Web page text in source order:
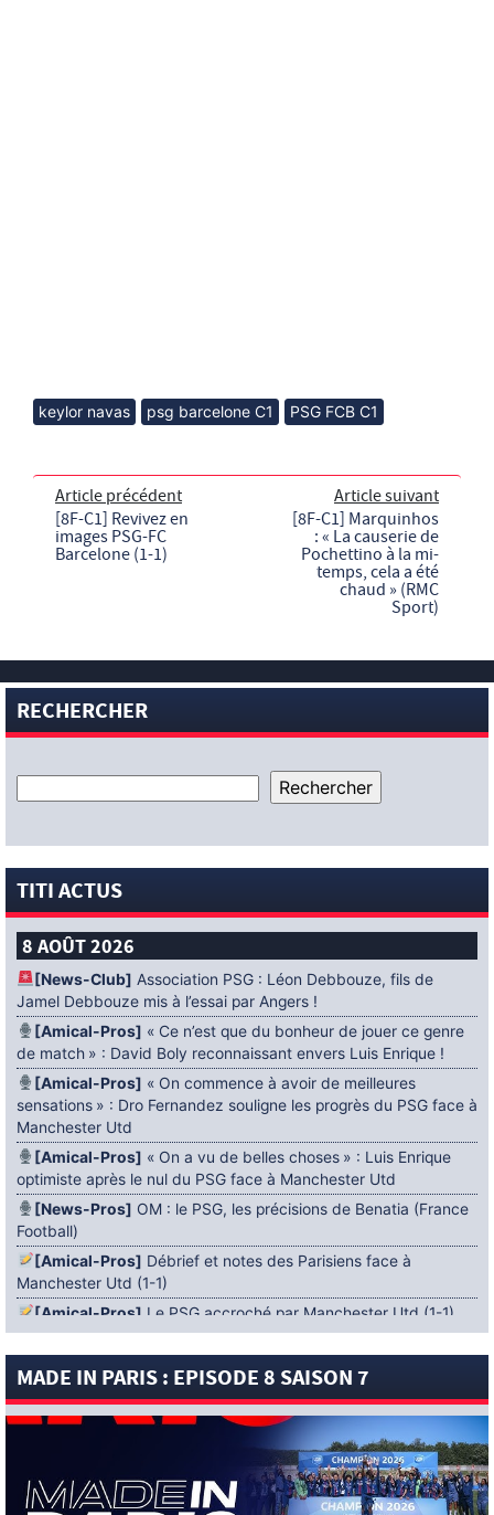
keylor navas psg barcelone C1 PSG FCB C1
Article précédent
[8F-C1] Revivez en
images PSG-FC
Barcelone (1-1)
Article suivant
[8F-C1] Marquinhos
: « La causerie de
Pochettino à la mi-
temps, cela a été
chaud » (RMC
Sport)
RECHERCHER
TITI ACTUS
8 AOÛT 2026
[News-Club] Association PSG : Léon Debbouze, fils de
Jamel Debbouze mis à l’essai par Angers !
[Amical-Pros] « Ce n’est que du bonheur de jouer ce genre
de match » : David Boly reconnaissant envers Luis Enrique !
[Amical-Pros] « On commence à avoir de meilleures
sensations » : Dro Fernandez souligne les progrès du PSG face à
Manchester Utd
[Amical-Pros] « On a vu de belles choses » : Luis Enrique
optimiste après le nul du PSG face à Manchester Utd
[News-Pros] OM : le PSG, les précisions de Benatia (France
Football)
[Amical-Pros] Débrief et notes des Parisiens face à
Manchester Utd (1-1)
[Amical-Pros] Le PSG accroché par Manchester Utd (1-1)
5 AOÛT 2026
[News-Pros]Le Barça aurait fixé une deadline au PSG dans
le dossier Ferran Torres (Diario Sport)
[News-Pros]Amical : Le groupe du PSG avec 15 Titis face à
Majorque ! (Officiel)
MADE IN PARIS : EPISODE 8 SAISON 7